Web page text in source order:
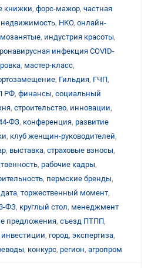
книжки, форс-мажор, частная
недвижимость, НКО, онлайн-
, индустрия красоты,
инфекция COVID-
, мастер-класс,
, Гильдия, ГЧП,
РФ, финансы, социальный
, строительство, инновации,
ФЗ, конференция, развитие
, клуб женщин-руководителей,
, выставка, страховые взносы,
, рабочие кадры,
, пермские бренды,
дата, торжественный момент,
ФЗ, круглый стол, менеджмент
предложения, съезд ПТПП,
инвестиции, город, экспертиза,
, конкурс, регион, агропром